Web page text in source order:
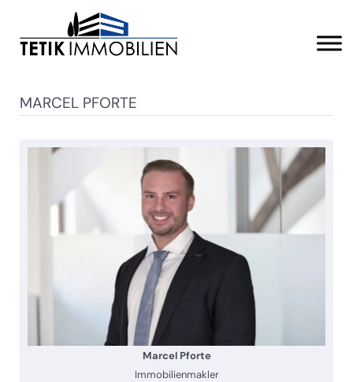
MARCEL PFORTE
Marcel Pforte
Immobilienmakler